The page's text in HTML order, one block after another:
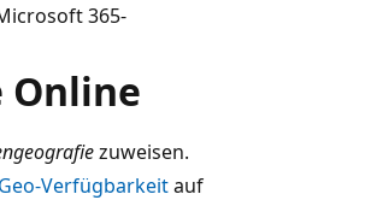
365-
Online
zuweisen.
Verfügbarkeitauf